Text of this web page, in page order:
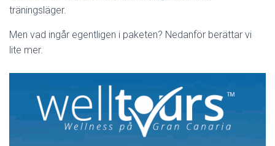
träningsläger.
Men vad ingår egentligen i paketen? Nedanför berättar vi
lite mer.